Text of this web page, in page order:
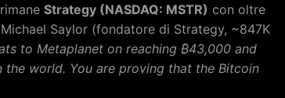
Strategy (NASDAQ: MSTR) con oltre
Saylor (fondatore di Strategy, ~847K
to Metaplanet on reaching ₿43,000 and
world. You are proving that the Bitcoin